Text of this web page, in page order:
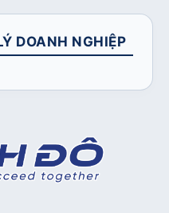
DOANH NGHIỆP